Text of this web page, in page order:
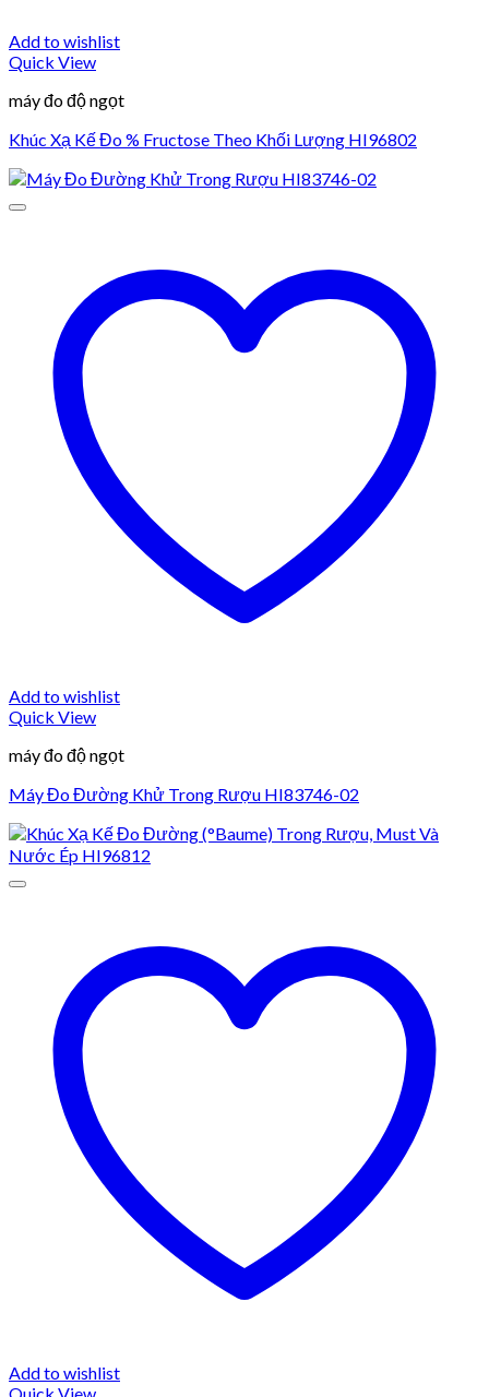
Add to wishlist
Quick View
máy đo độ ngọt
Khúc Xạ Kế Đo % Fructose Theo Khối Lượng HI96802
Add to wishlist
Quick View
máy đo độ ngọt
Máy Đo Đường Khử Trong Rượu HI83746-02
Add to wishlist